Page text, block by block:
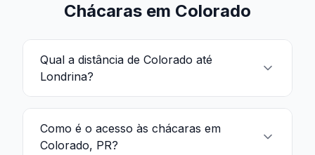
Chácaras em Colorado
Qual a distância de Colorado até
Londrina?
Como é o acesso às chácaras em
Colorado, PR?